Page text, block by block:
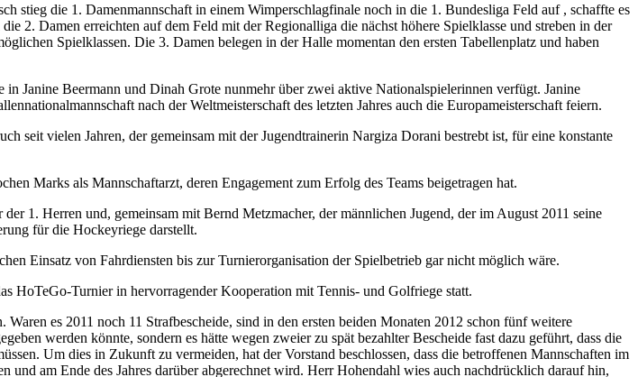
stieg die 1. Damenmannschaft in einem Wimperschlagfinale noch in die 1. Bundesliga Feld auf , schaffte es
2. Damen erreichten auf dem Feld mit der Regionalliga die nächst höhere Spielklasse und streben in der
Spielklassen. Die 3. Damen belegen in der Halle momentan den ersten Tabellenplatz und haben
Janine Beermann und Dinah Grote nunmehr über zwei aktive Nationalspielerinnen verfügt. Janine
nach der Weltmeisterschaft des letzten Jahres auch die Europameisterschaft feiern.
seit vielen Jahren, der gemeinsam mit der Jugendtrainerin Nargiza Dorani bestrebt ist, für eine konstante
Marks als Mannschaftarzt, deren Engagement zum Erfolg des Teams beigetragen hat.
1. Herren und, gemeinsam mit Bernd Metzmacher, der männlichen Jugend, der im August 2011 seine
für die Hockeyriege darstellt.
Einsatz von Fahrdiensten bis zur Turnierorganisation der Spielbetrieb gar nicht möglich wäre.
HoTeGo-Turnier in hervorragender Kooperation mit Tennis- und Golfriege statt.
es 2011 noch 11 Strafbescheide, sind in den ersten beiden Monaten 2012 schon fünf weitere
werden könnte, sondern es hätte wegen zweier zu spät bezahlter Bescheide fast dazu geführt, dass die
Um dies in Zukunft zu vermeiden, hat der Vorstand beschlossen, dass die betroffenen Mannschaften im
am Ende des Jahres darüber abgerechnet wird. Herr Hohendahl wies auch nachdrücklich darauf hin,